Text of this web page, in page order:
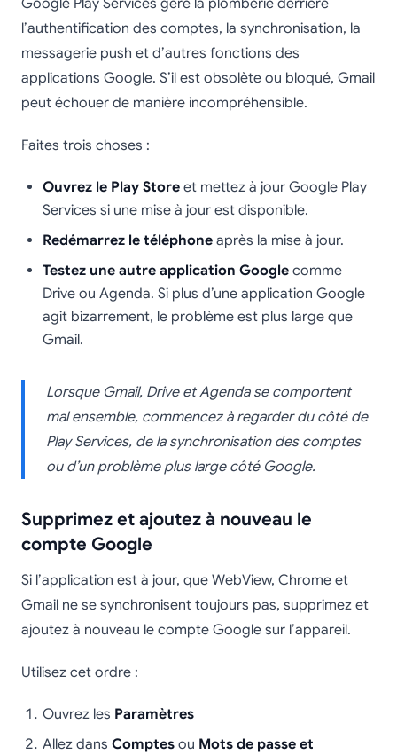
Google Play Services gère la plomberie derrière
l’authentification des comptes, la synchronisation, la
messagerie push et d’autres fonctions des
applications Google. S’il est obsolète ou bloqué, Gmail
peut échouer de manière incompréhensible.
Faites trois choses :
Ouvrez le Play Store et mettez à jour Google Play
Services si une mise à jour est disponible.
Redémarrez le téléphone après la mise à jour.
Testez une autre application Google comme
Drive ou Agenda. Si plus d’une application Google
agit bizarrement, le problème est plus large que
Gmail.
Lorsque Gmail, Drive et Agenda se comportent
mal ensemble, commencez à regarder du côté de
Play Services, de la synchronisation des comptes
ou d’un problème plus large côté Google.
Supprimez et ajoutez à nouveau le
compte Google
Si l’application est à jour, que WebView, Chrome et
Gmail ne se synchronisent toujours pas, supprimez et
ajoutez à nouveau le compte Google sur l’appareil.
Utilisez cet ordre :
Ouvrez les Paramètres
Allez dans Comptes ou Mots de passe et